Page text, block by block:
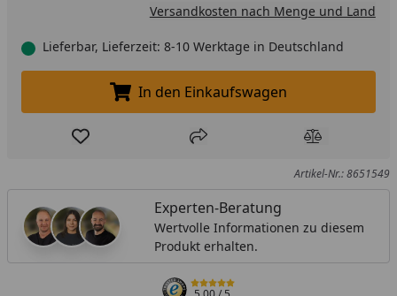
Versandkosten nach Menge und Land
Lieferbar, Lieferzeit: 8-10 Werktage in Deutschland
In den Einkaufswagen legen
In den Einkaufswagen
Produkt zur Wunschliste hinzufügen
Teilen Produkt
Artikel-Nr.: 8651549
Experten-Beratung
Wertvolle Informationen zu diesem
Produkt erhalten.